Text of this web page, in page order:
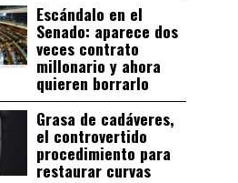
Escándalo en el
Senado: aparece dos
veces contrato
millonario y ahora
quieren borrarlo
Grasa de cadáveres,
el controvertido
procedimiento para
restaurar curvas